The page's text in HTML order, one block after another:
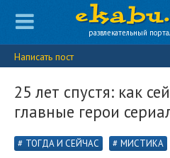
развлекательный
Написать пост
25 лет спустя: как
главные герои
ТОГДА И СЕЙЧАС МИСТИКА